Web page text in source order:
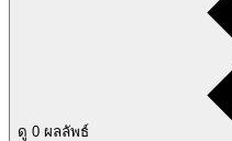
ดู 0 ผลลัพธ์